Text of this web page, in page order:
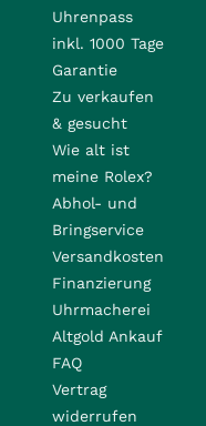
Uhrenpass
inkl. 1000 Tage
Garantie
Zu verkaufen
& gesucht
Wie alt ist
meine Rolex?
Abhol- und
Bringservice
Versandkosten
Finanzierung
Uhrmacherei
Altgold Ankauf
FAQ
Vertrag
widerrufen